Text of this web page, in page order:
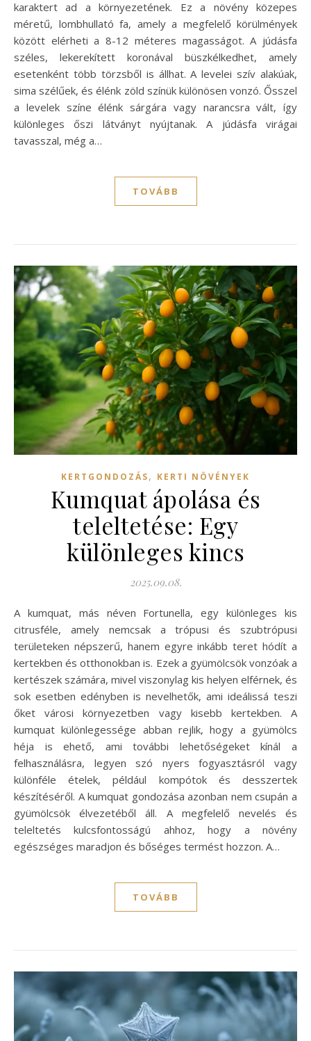
karaktert ad a környezetének. Ez a növény közepes
méretű, lombhullató fa, amely a megfelelő körülmények
között elérheti a 8-12 méteres magasságot. A júdásfa
széles, lekerekített koronával büszkélkedhet, amely
esetenként több törzsből is állhat. A levelei szív alakúak,
sima szélűek, és élénk zöld színük különösen vonzó. Ősszel
a levelek színe élénk sárgára vagy narancsra vált, így
különleges őszi látványt nyújtanak. A júdásfa virágai
tavasszal, még a…
TOVÁBB
KERTGONDOZÁS, KERTI NÖVÉNYEK
Kumquat ápolása és
teleltetése: Egy
különleges kincs
2025.09.08.
A kumquat, más néven Fortunella, egy különleges kis
citrusféle, amely nemcsak a trópusi és szubtrópusi
területeken népszerű, hanem egyre inkább teret hódít a
kertekben és otthonokban is. Ezek a gyümölcsök vonzóak a
kertészek számára, mivel viszonylag kis helyen elférnek, és
sok esetben edényben is nevelhetők, ami ideálissá teszi
őket városi környezetben vagy kisebb kertekben. A
kumquat különlegessége abban rejlik, hogy a gyümölcs
héja is ehető, ami további lehetőségeket kínál a
felhasználásra, legyen szó nyers fogyasztásról vagy
különféle ételek, például kompótok és desszertek
készítéséről. A kumquat gondozása azonban nem csupán a
gyümölcsök élvezetéből áll. A megfelelő nevelés és
teleltetés kulcsfontosságú ahhoz, hogy a növény
egészséges maradjon és bőséges termést hozzon. A…
TOVÁBB